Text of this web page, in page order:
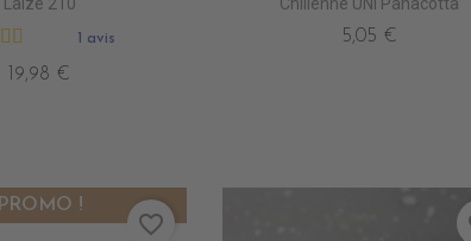
1 avis
19,98 €
5,05 €
PROMO !
favorite_border